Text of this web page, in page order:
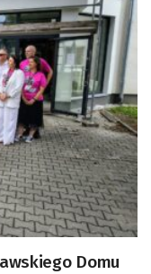
Domu